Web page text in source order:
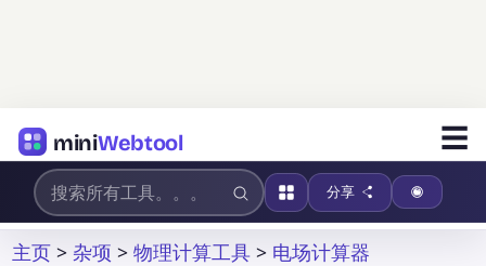
miniWebtool ☰
分享
主页 > 杂项 >物理计算工具 > 电场计算器